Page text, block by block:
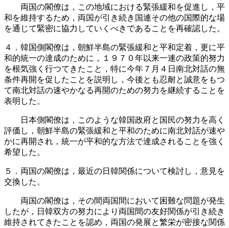
両国の閣僚は，この地域における緊張緩和を促進し，平
和を維持するため，両国が引き続き国連その他の国際的な場
を通じて緊密に協力していくべきであることを再確認した。
４．韓国側閣僚は，朝鮮半島の緊張緩和と平和定着，更に平
和的統一の達成のために，１９７０年以来一連の政策的努力
を根気強く行つてきたこと，特に今年７月４日南北対話の無
条件再開を促したことを説明し，今後とも忍耐と誠意をもつ
て南北対話の速やかなる再開のための努力を継続することを
表明した。
日本側閣僚は，このような韓国政府と国民の努力を高く
評価し，朝鮮半島の緊張緩和と平和のために南北対話が速や
かに再開され，統一が平和的な方法で達成されることを強く
希望した。
５．両国の閣僚は，最近の日韓関係について検討し，意見を
交換した。
両国の閣僚は，その間両国間において困難な問題が発生
したが，日韓双方の努力により両国間の友好関係が引き続き
維持されてきたことを認め，両国の発展と繁栄が密接な関係